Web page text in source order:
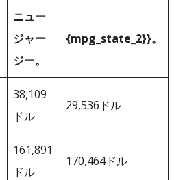
ニュー
ジャー
ジー。
{mpg_state_2}}。
38,109
ドル
29,536ドル
161,891
ドル
170,464ドル